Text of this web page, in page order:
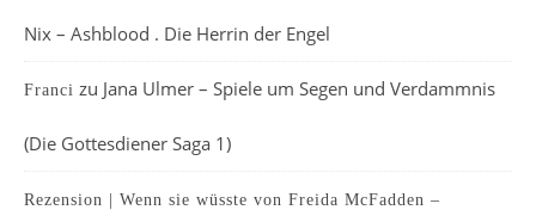
Nix – Ashblood . Die Herrin der Engel
Franci zu Jana Ulmer – Spiele um Segen und Verdammnis
(Die Gottesdiener Saga 1)
Rezension | Wenn sie wüsste von Freida McFadden –